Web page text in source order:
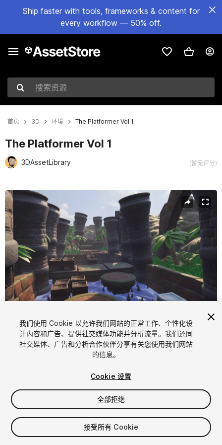
Ship faster with tools, frameworks & content for
every workflow — 50% off.
搜索资源
首页 3D 环境 The Platformer Vol 1
The Platformer Vol 1
3DAssetLibrary (暂无评分)
当前幻灯片：1 / 15
1/15
$14.99
增值税将在结算时计算
我们使用 Cookie 以允许我们网站的正常工作、个性化设
计内容和广告、提供社交媒体功能并分析流量。我们还同
社交媒体、广告和分析合作伙伴分享有关您使用我们网站
的信息。
Cookie 设置
全部拒绝
接受所有 Cookie